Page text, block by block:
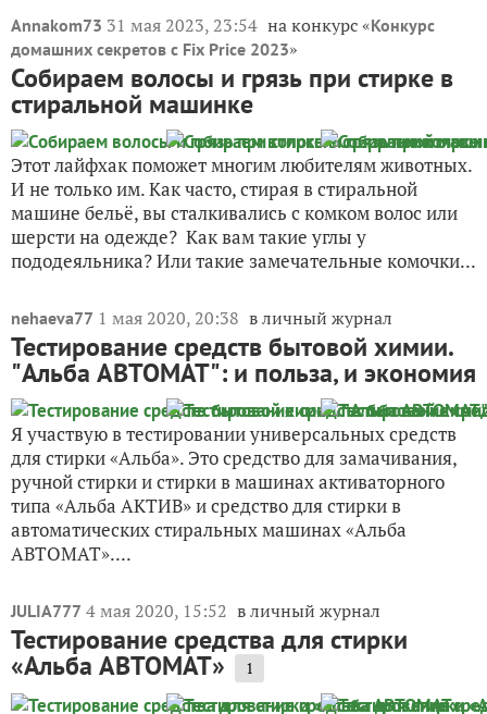
Annakom73 31 мая 2023, 23:54 на конкурс «Конкурс
домашних секретов с Fix Price 2023»
Собираем волосы и грязь при стирке в
стиральной машинке
Этот лайфхак поможет многим любителям животных.
И не только им. Как часто, стирая в стиральной
машине бельё, вы сталкивались с комком волос или
шерсти на одежде? Как вам такие углы у
пододеяльника? Или такие замечательные комочки...
nehaeva77 1 мая 2020, 20:38 в личный журнал
Тестирование средств бытовой химии.
"Альба АВТОМАТ": и польза, и экономия
Я участвую в тестировании универсальных средств
для стирки «Альба». Это средство для замачивания,
ручной стирки и стирки в машинах активаторного
типа «Альба АКТИВ» и средство для стирки в
автоматических стиральных машинах «Альба
АВТОМАТ»....
JULIA777 4 мая 2020, 15:52 в личный журнал
Тестирование средства для стирки
«Альба АВТОМАТ» 1